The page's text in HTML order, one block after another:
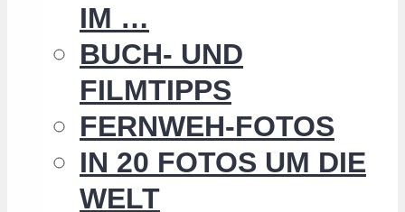
IM …
BUCH- UND
FILMTIPPS
FERNWEH-FOTOS
IN 20 FOTOS UM DIE
WELT